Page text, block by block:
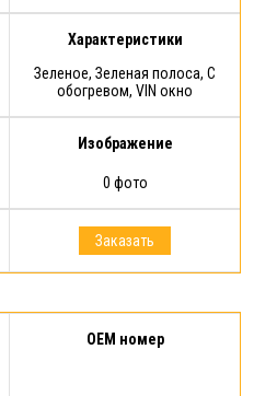
Характеристики
Зеленое, Зеленая полоса, С
обогревом, VIN окно
Изображение
0 фото
Заказать
OEM номер